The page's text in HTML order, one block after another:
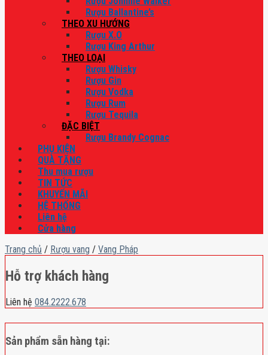
Rượu Ballantine’s
THEO XU HƯỚNG
Rượu X.O
Rượu King Arthur
THEO LOẠI
Rượu Whisky
Rượu Gin
Rượu Vodka
Rượu Rum
Rượu Tequila
ĐẶC BIỆT
Rượu Brandy Cognac
PHỤ KIỆN
QUÀ TẶNG
Thu mua rượu
TIN TỨC
KHUYẾN MÃI
HỆ THỐNG
Liên hệ
Cửa hàng
Trang chủ / Rượu vang / Vang Pháp
Hỗ trợ khách hàng
Liên hệ 084.2222.678
Sản phẩm sẵn hàng tại: